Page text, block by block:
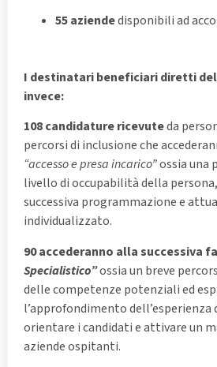
55 aziendedisponibili ad
I destinatari beneficiari diretti
invece:
108 candidature ricevuteda
percorsi di inclusione che
“accesso e presa incarico”ossia una
livello di occupabilità della
successiva programmazione e
individualizzato.
90 accederanno alla successiva
Specialistico”ossia un breve
delle competenze potenziali ed
l’approfondimento dell’esperienza
orientare i candidati e attivare un
aziende ospitanti.